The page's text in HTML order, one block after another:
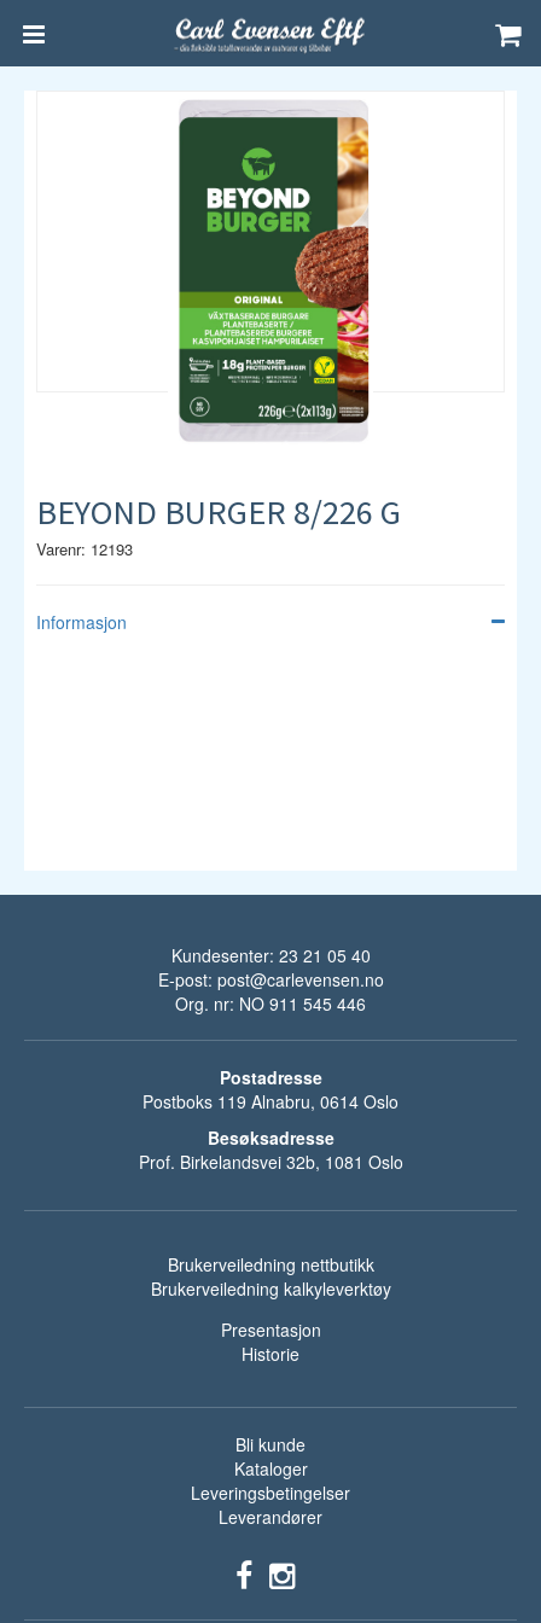
BEYOND BURGER 8/226 G
Varenr: 12193
Informasjon
Kundesenter: 23 21 05 40
E-post: post@carlevensen.no
Org. nr: NO 911 545 446
Postadresse
Postboks 119 Alnabru, 0614 Oslo
Besøksadresse
Prof. Birkelandsvei 32b, 1081 Oslo
Brukerveiledning nettbutikk
Brukerveiledning kalkyleverktøy
Presentasjon
Historie
Bli kunde
Kataloger
Leveringsbetingelser
Leverandører